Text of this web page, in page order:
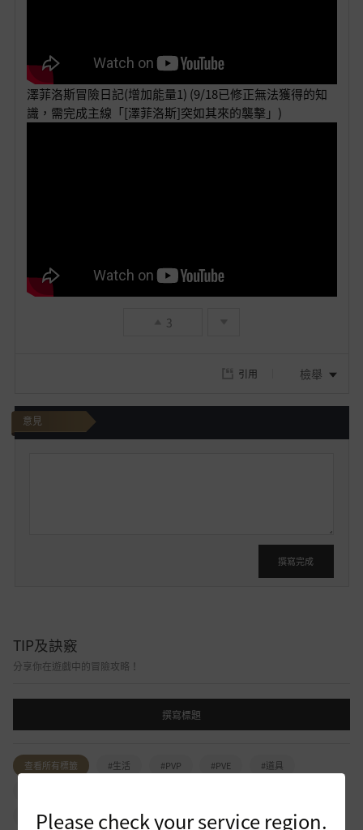
Please check your service region.
澤菲洛斯冒險日記(增加能量1) (9/18已修正無法獲得的知
識，需完成主線「[澤菲洛斯]突如其來的襲擊」)
3
引用 檢舉
意見
撰寫完成
TIP及訣竅
分享你在遊戲中的冒險攻略！
撰寫標題
查看所有標籤 #生活 #PVP #PVE
#道具
#據點戰
#佔領戰 #新手冒險家 #活動 #攻略